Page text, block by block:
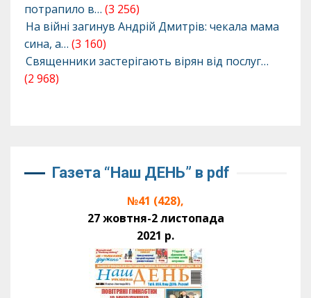
потрапило в… (3 256)
На війні загинув Андрій Дмитрів: чекала мама
сина, а… (3 160)
Священники застерігають вірян від послуг…
(2 968)
Газета “Наш ДЕНЬ” в pdf
№41 (428),
27 жовтня-2 листопада
2021 р.